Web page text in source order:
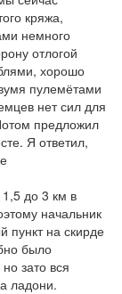
кряжа,
немного
отлогой
хорошо
пулемётами
нет сил для
предложил
Я ответил,
до 3 км в
начальник
пункт на скирде
было
зато вся
ладони.